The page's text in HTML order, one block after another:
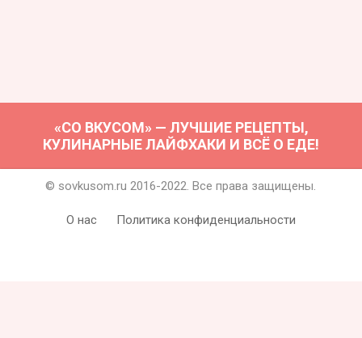
«СО ВКУСОМ» — ЛУЧШИЕ РЕЦЕПТЫ,
КУЛИНАРНЫЕ ЛАЙФХАКИ И ВСЁ О ЕДЕ!
© sovkusom.ru 2016-2022. Все права защищены.
О нас Политика конфиденциальности